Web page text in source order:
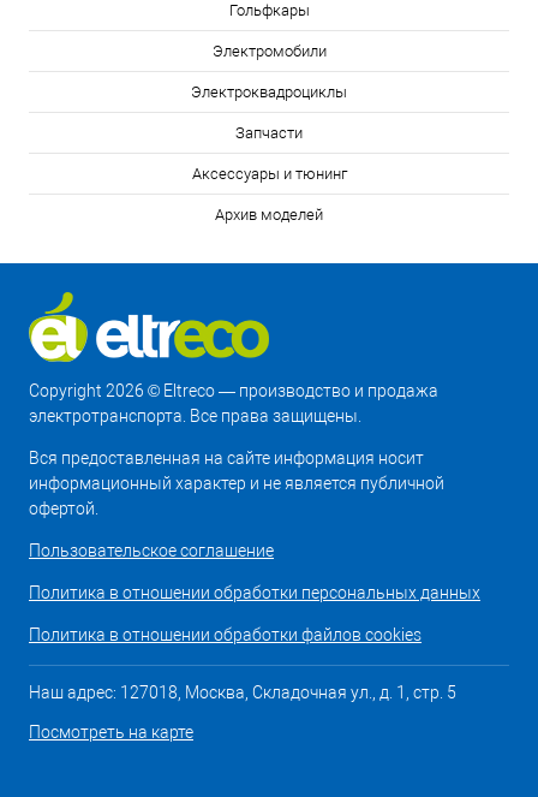
Гольфкары
Электромобили
Электроквадроциклы
Запчасти
Аксессуары и тюнинг
Архив моделей
Copyright 2026 © Eltreco — производство и продажа
электротранспорта. Все права защищены.
Вся предоставленная на сайте информация носит
информационный характер и не является публичной
офертой.
Пользовательское соглашение
Политика в отношении обработки персональных данных
Политика в отношении обработки файлов cookies
Наш адрес: 127018, Москва, Складочная ул., д. 1, стр. 5
Посмотреть на карте